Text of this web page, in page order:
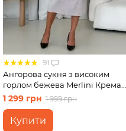
91
Ангорова сукня з високим
горлом бежева Merlini Крема
700001742 розмір L-XL
1 299 грн 1 999 грн
Купити